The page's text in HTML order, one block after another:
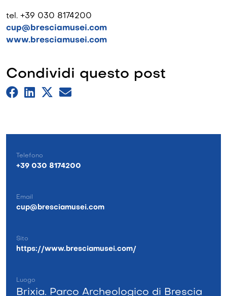
tel. +39 030 8174200
cup@bresciamusei.com
www.bresciamusei.com
Condividi questo post
Telefono
+39 030 8174200
Email
cup@bresciamusei.com
Sito
https://www.bresciamusei.com/
Luogo
Brixia. Parco Archeologico di Brescia